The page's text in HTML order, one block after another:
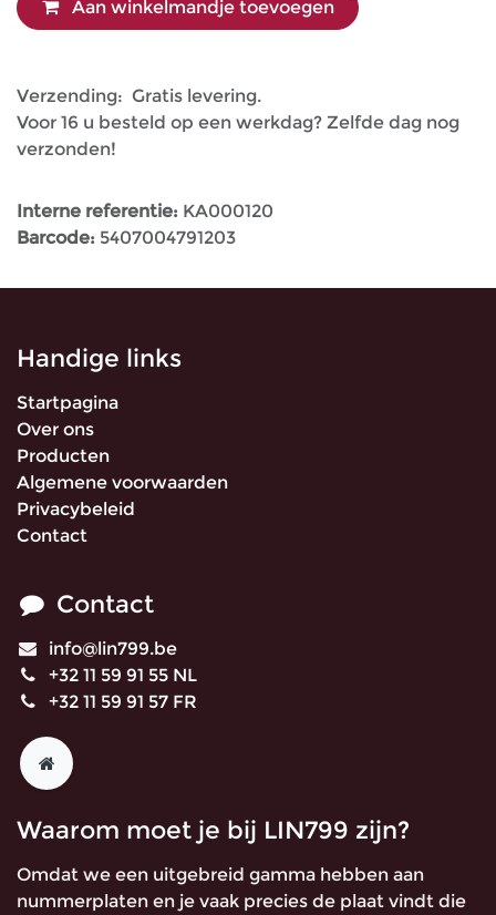
Aan winkelmandje toevoegen
Verzending: Gratis levering.
Voor 16 u besteld op een werkdag? Zelfde dag nog
verzonden!
Interne referentie: KA000120
Barcode: 5407004791203
Handige links
Startpagina
Over ons
Producten
Algemene voorwaarden
Privacybeleid
Contact
Contact
info@lin799.be
+32 11 59 91 55 NL
+32 11 59 91 57 FR
Waarom moet je bij LIN799 zijn?
Omdat we een uitgebreid gamma hebben aan
nummerplaten en je vaak precies de plaat vindt die